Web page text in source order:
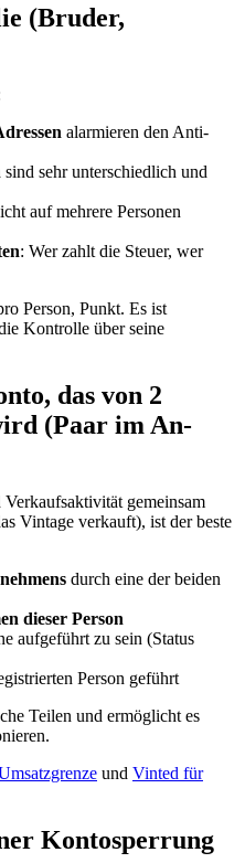
(Bruder,
alarmieren den Anti-
sind sehr unterschiedlich und
auf mehrere Personen
: Wer zahlt die Steuer, wer
Person, Punkt. Es ist
Kontrolle über seine
das von 2
(Paar im An-
gemeinsam
Vintage verkauft), ist der beste
durch eine der beiden
dieser Person
aufgeführt zu sein (Status
Person geführt
Teilen und ermöglicht es
und Vinted für
Kontosperrung